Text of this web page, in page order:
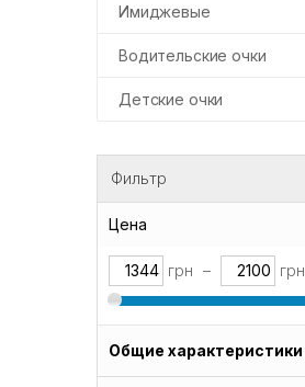
Имиджевые
Водительские очки
Детские очки
Фильтр
Цена
грн – грн
Общие характеристики